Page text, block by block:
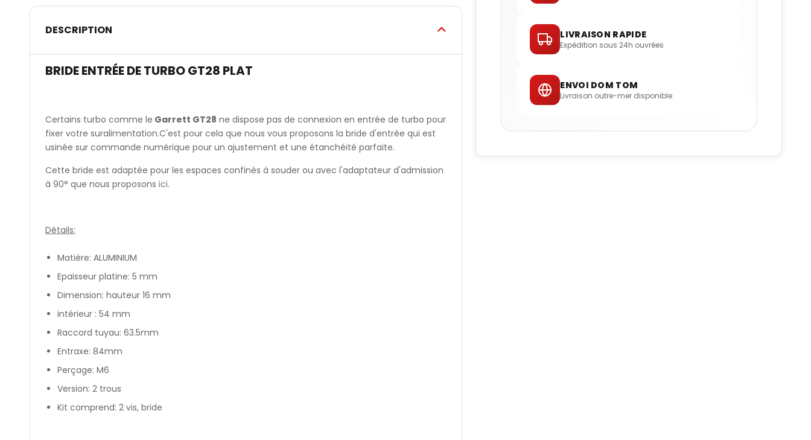
DESCRIPTION
BRIDE ENTRÉE DE TURBO GT28 PLAT
Certains turbo comme le Garrett GT28 ne dispose pas de connexion en entrée de turbo pour
fixer votre suralimentation.C'est pour cela que nous vous proposons la bride d'entrée qui est
usinée sur commande numérique pour un ajustement et une étanchéité parfaite.
Cette bride est adaptée pour les espaces confinés à souder ou avec l'adaptateur d'admission
à 90° que nous proposons ici.
Détails:
Matière: ALUMINIUM
Epaisseur platine: 5 mm
Dimension: hauteur 16 mm
intérieur : 54 mm
Raccord tuyau: 63.5mm
Entraxe: 84mm
Perçage: M6
Version: 2 trous
Kit comprend: 2 vis, bride
LIVRAISON RAPIDE
Expédition sous 24h ouvrées
ENVOI DOM TOM
Livraison outre-mer disponible